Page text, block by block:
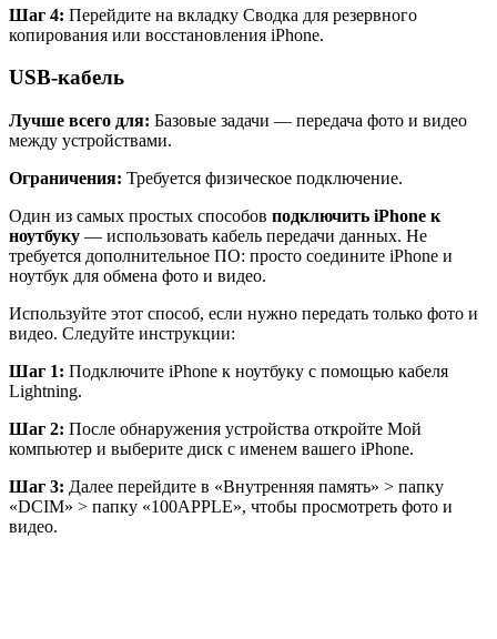
Шаг 4: Перейдите на вкладку Сводка для резервного
копирования или восстановления iPhone.
USB-кабель
Лучше всего для: Базовые задачи — передача фото и видео
между устройствами.
Ограничения: Требуется физическое подключение.
Один из самых простых способов подключить iPhone к
ноутбуку — использовать кабель передачи данных. Не
требуется дополнительное ПО: просто соедините iPhone и
ноутбук для обмена фото и видео.
Используйте этот способ, если нужно передать только фото и
видео. Следуйте инструкции:
Шаг 1: Подключите iPhone к ноутбуку с помощью кабеля
Lightning.
Шаг 2: После обнаружения устройства откройте Мой
компьютер и выберите диск с именем вашего iPhone.
Шаг 3: Далее перейдите в «Внутренняя память» > папку
«DCIM» > папку «100APPLE», чтобы просмотреть фото и
видео.